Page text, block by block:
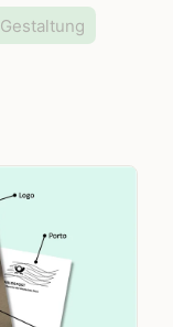
Gestaltung